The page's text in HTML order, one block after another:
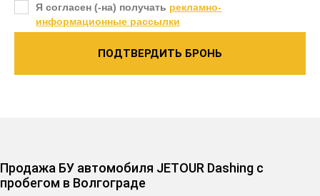
Я согласен (-на) получать рекламно-
информационные рассылки
ПОДТВЕРДИТЬ БРОНЬ
Продажа БУ автомобиля JETOUR Dashing с
пробегом в Волгограде